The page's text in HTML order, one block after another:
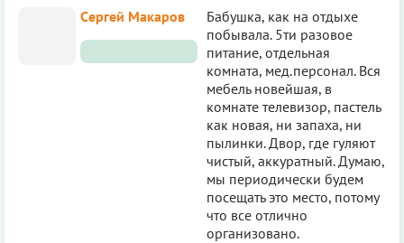
Cергей Макаров
Бабушка, как на отдыхе
пoбывала. 5ти разовое
питание, отдельная
комната, мед.персонал. Вся
мебель новейшая, в
комнате телевизор, пастель
как новая, ни запаха, ни
пылинки. Двор, где гуляют
чистый, аккуратный. Думаю,
мы периoдически будем
посещать это место, потому
что все отлично
организoвано.